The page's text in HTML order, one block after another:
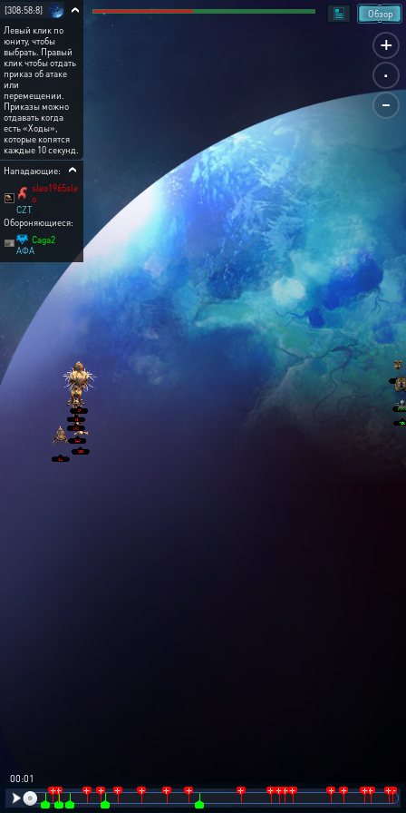
+
.
-
Обзор
[308:58:8]
Левый клик по
юниту, чтобы
выбрать. Правый
клик чтобы отдать
приказ об атаке
или
перемещении.
Приказы можно
отдавать когда
есть «Ходы»,
которые копятся
каждые 10 секунд.
Нападающие:
sleo1965sle
o
CZT
Обороняющиеся:
Caga2
АФА
00:02